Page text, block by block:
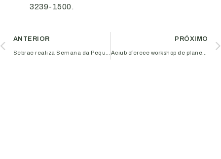
3239-1500.
ANTERIOR PRÓXIMO